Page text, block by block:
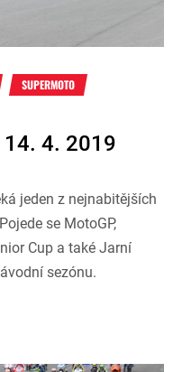
SUPERMOTO
4. 2019
jeden z nejnabitějších
se MotoGP,
Cup a také Jarní
sezónu.